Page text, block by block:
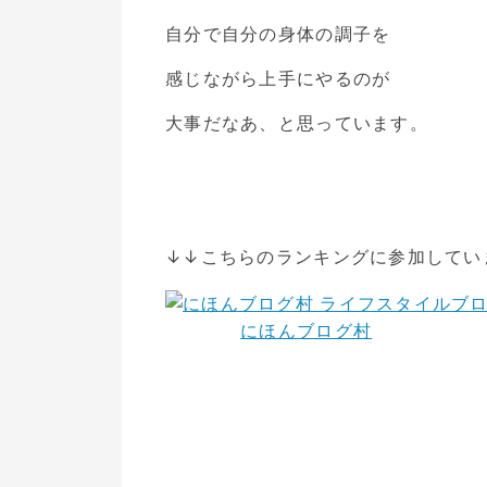
自分で自分の身体の調子を
感じながら上手にやるのが
大事だなあ、と思っています。
↓↓こちらのランキングに参加してい
にほんブログ村